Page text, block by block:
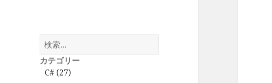
検
索:
カテゴリー
C# (27)